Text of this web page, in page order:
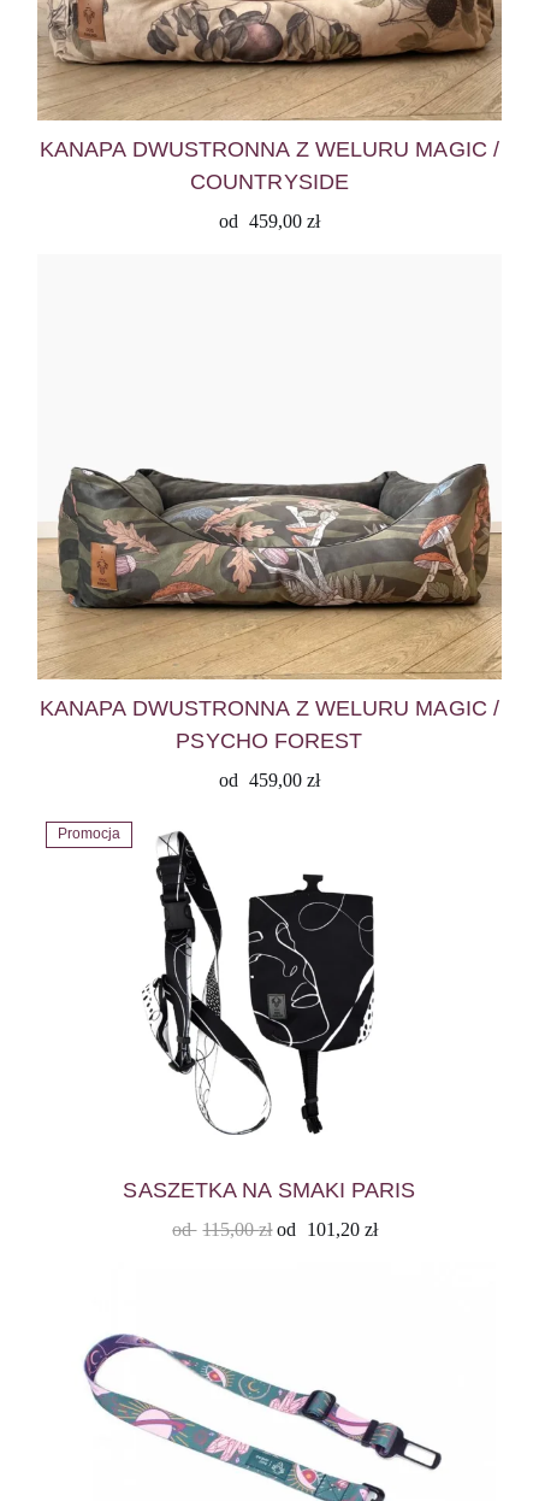
KANAPA DWUSTRONNA Z WELURU MAGIC /
COUNTRYSIDE
od 459,00 zł
KANAPA DWUSTRONNA Z WELURU MAGIC /
PSYCHO FOREST
od 459,00 zł
Promocja
SASZETKA NA SMAKI PARIS
od 115,00zł od 101,20zł